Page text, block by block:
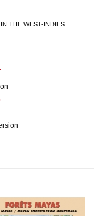
THE WEST-INDIES